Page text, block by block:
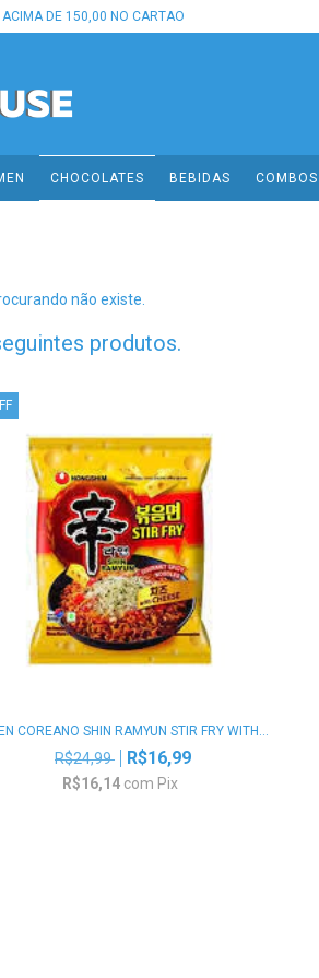
DE 150,00 NO CARTAO
CHOCOLATES BEBIDAS COMBOS
não existe.
produtos.
COREANO SHIN RAMYUN STIR FRY WITH...
R$24,99 R$16,99
R$16,14 com Pix